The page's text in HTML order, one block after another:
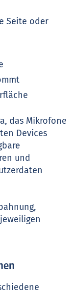
Seite oder
das Mikrofone
Devices
und